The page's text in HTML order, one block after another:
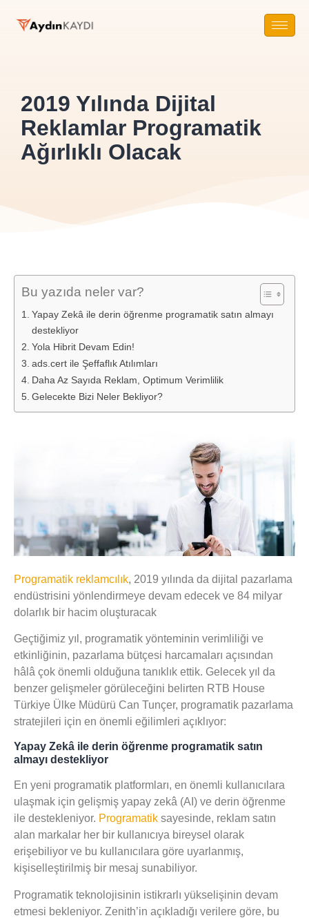
2019 Yılında Dijital
Reklamlar Programatik
Ağırlıklı Olacak
Bu yazıda neler var?
Yapay Zekâ ile derin öğrenme programatik satın almayı
destekliyor
Yola Hibrit Devam Edin!
ads.cert ile Şeffaflık Atılımları
Daha Az Sayıda Reklam, Optimum Verimlilik
Gelecekte Bizi Neler Bekliyor?
Programatik reklamcılık, 2019 yılında da dijital pazarlama
endüstrisini yönlendirmeye devam edecek ve 84 milyar
dolarlık bir hacim oluşturacak
Geçtiğimiz yıl, programatik yönteminin verimliliği ve
etkinliğinin, pazarlama bütçesi harcamaları açısından
hâlâ çok önemli olduğuna tanıklık ettik. Gelecek yıl da
benzer gelişmeler görüleceğini belirten RTB House
Türkiye Ülke Müdürü Can Tunçer, programatik pazarlama
stratejileri için en önemli eğilimleri açıklıyor:
Yapay Zekâ ile derin öğrenme programatik satın
almayı destekliyor
En yeni programatik platformları, en önemli kullanıcılara
ulaşmak için gelişmiş yapay zekâ (AI) ve derin öğrenme
ile destekleniyor. Programatik sayesinde, reklam satın
alan markalar her bir kullanıcıya bireysel olarak
erişebiliyor ve bu kullanıcılara göre uyarlanmış,
kişiselleştirilmiş bir mesaj sunabiliyor.
Programatik teknolojisinin istikrarlı yükselişinin devam
etmesi bekleniyor. Zenith’in açıkladığı verilere göre, bu